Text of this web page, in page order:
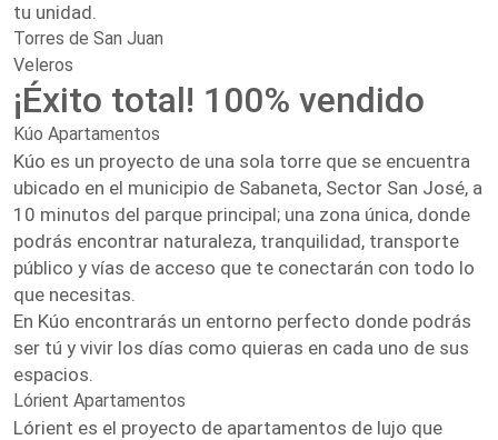
tu unidad.
Torres de San Juan
Veleros
¡Éxito total! 100% vendido
Kúo Apartamentos
Kúo es un proyecto de una sola torre que se encuentra
ubicado en el municipio de Sabaneta, Sector San José, a
10 minutos del parque principal; una zona única, donde
podrás encontrar naturaleza, tranquilidad, transporte
público y vías de acceso que te conectarán con todo lo
que necesitas.
En Kúo encontrarás un entorno perfecto donde podrás
ser tú y vivir los días como quieras en cada uno de sus
espacios.
Lórient Apartamentos
Lórient es el proyecto de apartamentos de lujo que